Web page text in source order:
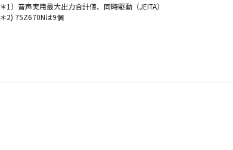
＊1）音声実用最大出力合計値、同時駆動（JEITA）
＊2) 75Z670Nは9個